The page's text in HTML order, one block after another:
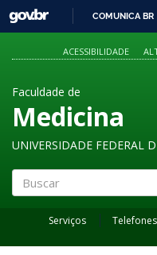
GOVBR
COMUNICA BR
ACESSIBILIDADE
Faculdade de
Medicina
UNIVERSIDADE FEDERAL
Serviços Telefones